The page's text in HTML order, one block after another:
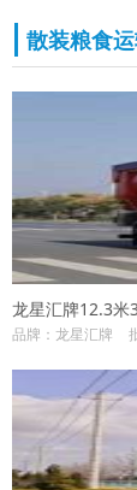
散装粮食
龙星汇牌12.3米
品牌：龙星汇牌